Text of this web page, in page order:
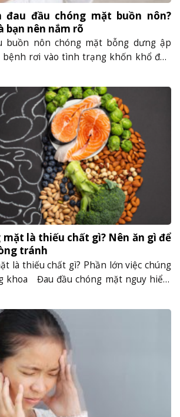
đau đầu chóng mặt buồn nôn?
bạn nên nắm rõ
buồn nôn chóng mặt bỗng dưng ập
rơi vào tình trạng khốn khổ đến
đi, thứ còn lại là cảm giác bất an:
vừa rồi báo......
là thiếu chất gì? Nên ăn gì để
tránh
là thiếu chất gì? Phần lớn việc chúng
khoa Đau đầu chóng mặt nguy hiểm
chỉ bị đau nửa đầu bên phải, người